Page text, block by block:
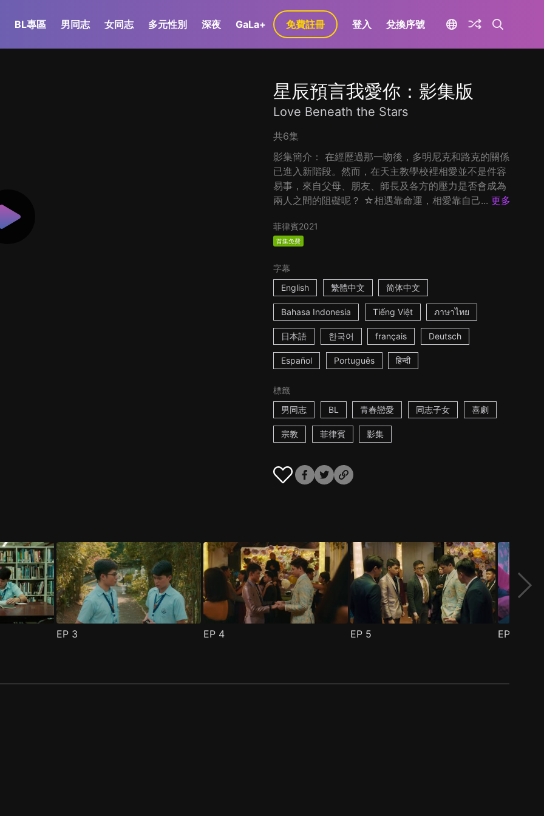
BL專區 男同志 女同志 多元性別 深夜 GaLa+ 免費註冊 登入 兌換序號
星辰預言我愛你：影集版
Love Beneath the Stars
共6集
影集簡介： 在經歷過那一吻後，多明尼克和路克的關係
已進入新階段。然而，在天主教學校裡相愛並不是件容
易事，來自父母、朋友、師長及各方的壓力是否會成為
兩人之間的阻礙呢？ ☆相遇靠命運，相愛靠自己... 更多
菲律賓2021
首集免費
字幕
English
繁體中文 简体中文
Bahasa Indonesia Tiếng Việt ภาษาไทย
日本語 한국어 français Deutsch
Español Português हिन्दी
標籤
男同志
BL 青春戀愛 同志子女 喜劇
宗教 菲律賓 影集
EP 3 EP 4 EP 5 EP